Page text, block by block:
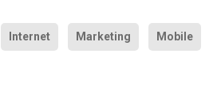
Internet Marketing Mobile